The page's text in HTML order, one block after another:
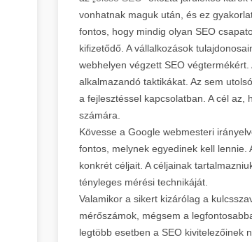
vonhatnak maguk után, és ez
fontos, hogy mindig olyan SEO
kifizetődő. A vállalkozások
webhelyen végzett SEO
alkalmazandó taktikákat. Az sem
a fejlesztéssel kapcsolatban. A cél
számára.
Kövesse a Google webmesteri
fontos, melynek egyedinek kell
konkrét céljait. A céljainak
tényleges mérési technikáját.
Valamikor a sikert kizárólag a
mérőszámok, mégsem a
legtöbb esetben a SEO kivitelezőinek